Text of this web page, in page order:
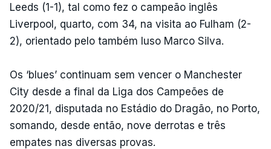
Leeds (1-1), tal como fez o campeão inglês
Liverpool, quarto, com 34, na visita ao Fulham (2-
2), orientado pelo também luso Marco Silva.
Os ‘blues’ continuam sem vencer o Manchester
City desde a final da Liga dos Campeões de
2020/21, disputada no Estádio do Dragão, no Porto,
somando, desde então, nove derrotas e três
empates nas diversas provas.